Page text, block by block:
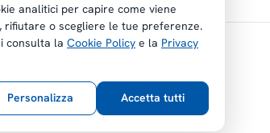
Srl - P.I. IT03584100238
analitici per capire come viene
rifiutare o scegliere le tue preferenze.
consulta la Cookie Policy e la Privacy
Personalizza Accetta tutti